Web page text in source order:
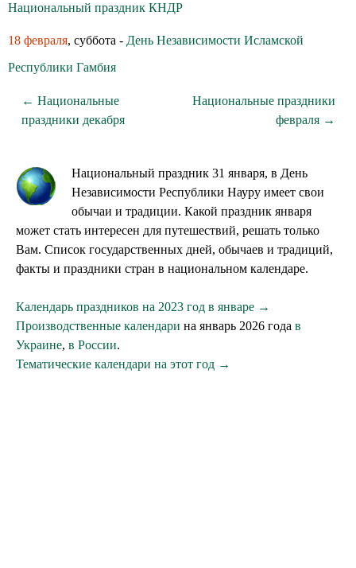
Национальный праздник КНДР
18 февраля, суббота - День Независимости Исламской
Республики Гамбия
← Национальные
праздники декабря
Национальные праздники
февраля →
Национальный праздник 31 января, в День
Независимости Республики Науру имеет свои
обычаи и традиции. Какой праздник января
может стать интересен для путешествий, решать только
Вам. Список государственных дней, обычаев и традиций,
факты и праздники стран в национальном календаре.
Календарь праздников на 2023 год в январе →
Производственные календари на январь 2026 года в
Украине, в России.
Тематические календари на этот год →